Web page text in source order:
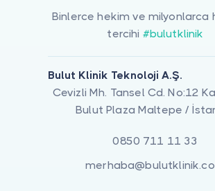
Binlerce hekim ve milyonlarca
tercihi #bulutklinik
Bulut Klinik Teknoloji A.Ş.
Cevizli Mh. Tansel Cd. No:12
Bulut Plaza Maltepe /
0850 711 11 33